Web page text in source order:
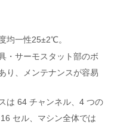
均一性25±2℃。
・サーモスタット部のボ
り、メンテナンスが容易
は 64 チャンネル、4 つの
セル、マシン全体では